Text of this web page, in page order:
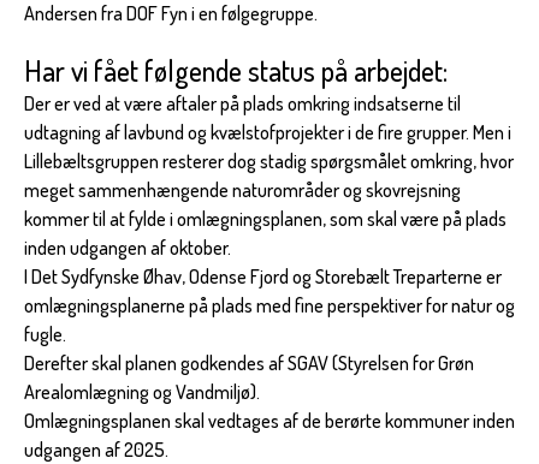
Andersen fra DOF Fyn i en følgegruppe.
Har vi fået følgende status på arbejdet:
Der er ved at være aftaler på plads omkring indsatserne til
udtagning af lavbund og kvælstofprojekter i de fire grupper. Men i
Lillebæltsgruppen resterer dog stadig spørgsmålet omkring, hvor
meget sammenhængende naturområder og skovrejsning
kommer til at fylde i omlægningsplanen, som skal være på plads
inden udgangen af oktober.
I Det Sydfynske Øhav, Odense Fjord og Storebælt Treparterne er
omlægningsplanerne på plads med fine perspektiver for natur og
fugle.
Derefter skal planen godkendes af SGAV (Styrelsen for Grøn
Arealomlægning og Vandmiljø).
Omlægningsplanen skal vedtages af de berørte kommuner inden
udgangen af 2025.